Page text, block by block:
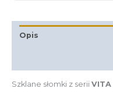
Opis
Szklane słomki z serii VITA